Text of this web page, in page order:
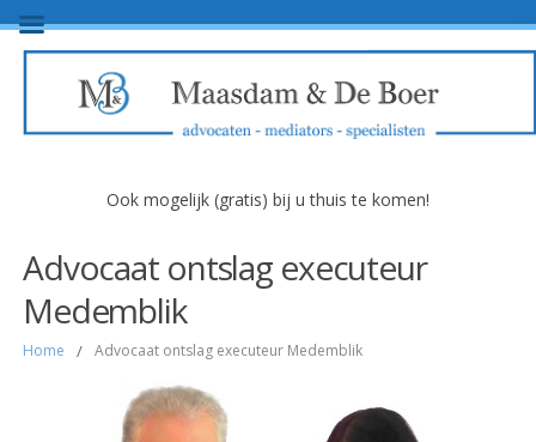
Ook mogelijk (gratis) bij u thuis te komen!
Advocaat ontslag executeur
Medemblik
Home / Advocaat ontslag executeur Medemblik